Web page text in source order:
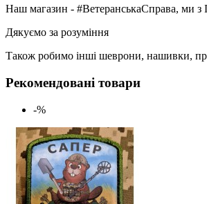
Наш магазин - #ВетеранськаСправа, ми з
Дякуємо за розуміння
Також робимо інші шеврони, нашивки,
Рекомендовані товари
-%